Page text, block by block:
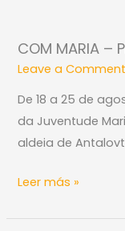
COM MARIA –
Leave a Comment
De 18 a 25 de
da Juventude
aldeia de
–
PEREGRINOS
DA
ESPERANÇA
Leer más »